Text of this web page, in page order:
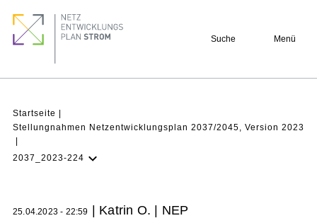
zum
Inhalt
Suche Menü
Pfadnavigation
Startseite
Stellungnahmen Netzentwicklungsplan 2037/2045, Version 2023
2037_2023-224
25.04.2023 - 22:59 | Katrin O. | NEP
quick
links